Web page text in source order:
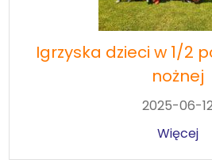
Igrzyska dzieci w 1/2
nożnej
2025-06-
Więcej